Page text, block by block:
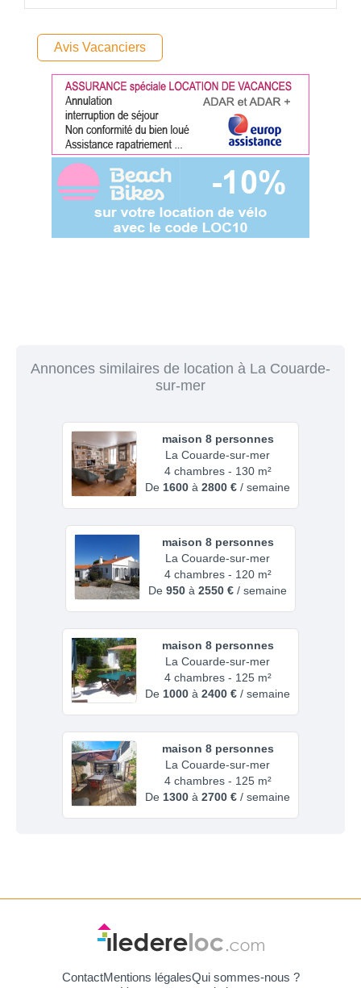
Avis Vacanciers
Annonces similaires de location à La Couarde-
sur-mer
maison 8 personnes
La Couarde-sur-mer
4 chambres - 130 m²
De 1600 à 2800 € / semaine
maison 8 personnes
La Couarde-sur-mer
4 chambres - 120 m²
De 950 à 2550 € / semaine
maison 8 personnes
La Couarde-sur-mer
4 chambres - 125 m²
De 1000 à 2400 € / semaine
maison 8 personnes
La Couarde-sur-mer
4 chambres - 125 m²
De 1300 à 2700 € / semaine
ContactMentions légalesQui sommes-nous ?